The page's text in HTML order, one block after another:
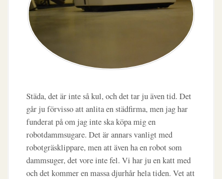
Städa, det är inte så kul, och det tar ju även tid. Det
går ju förvisso att anlita en städfirma, men jag har
funderat på om jag inte ska köpa mig en
robotdammsugare. Det är annars vanligt med
robotgräsklippare, men att även ha en robot som
dammsuger, det vore inte fel. Vi har ju en katt med
och det kommer en massa djurhår hela tiden. Vet att